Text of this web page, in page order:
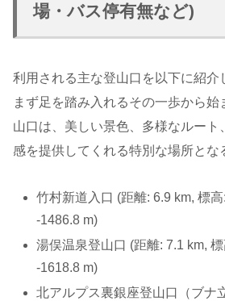
場・バス停有無など)
利用される主な登山口を以下に紹介
まず足を踏み入れるその一歩から始
山口は、美しい景色、多様なルート
感を提供してくれる特別な場所とな
竹村新道入口 (距離: 6.9 km, 標
-1486.8 m)
湯俣温泉登山口 (距離: 7.1 km,
-1618.8 m)
北アルプス裏銀座登山口（ブナ